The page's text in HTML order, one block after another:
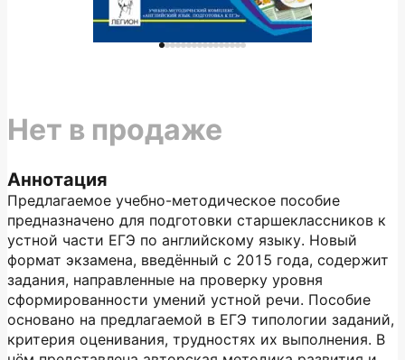
Аннотация
Предлагаемое учебно-методическое пособие
предназначено для подготовки старшеклассников к
устной части ЕГЭ по английскому языку. Новый
формат экзамена, введённый с 2015 года, содержит
задания, направленные на проверку уровня
сформированности умений устной речи. Пособие
основано на предлагаемой в ЕГЭ типологии заданий,
критерия оценивания, трудностях их выполнения. В
Нет в продаже